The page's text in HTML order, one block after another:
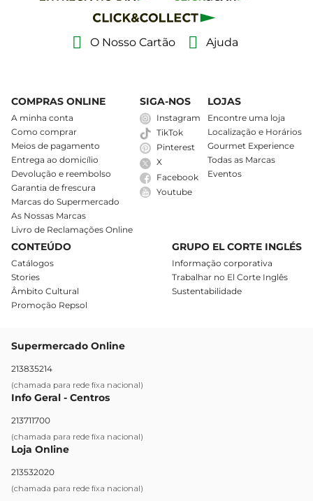
O Nosso Cartão Ajuda
COMPRAS ONLINE
A minha conta
Como comprar
Meios de pagamento
Entrega ao domicílio
Devolução e reembolso
Garantia de frescura
Marcas do Supermercado
As Nossas Marcas
Livro de Reclamações Online
SIGA-NOS
Instagram
TikTok
Pinterest
X
Facebook
Youtube
LOJAS
Encontre uma loja
Localização e Horários
Gourmet Experience
Todas as Marcas
Eventos
CONTEÚDO
Catálogos
Stories
Âmbito Cultural
Promoção Repsol
GRUPO EL CORTE INGLÉS
Informação corporativa
Trabalhar no El Corte Inglês
Sustentabilidade
Supermercado Online
213835214
(chamada para rede fixa nacional)
Info Geral - Centros
213711700
(chamada para rede fixa nacional)
Loja Online
213532020
(chamada para rede fixa nacional)